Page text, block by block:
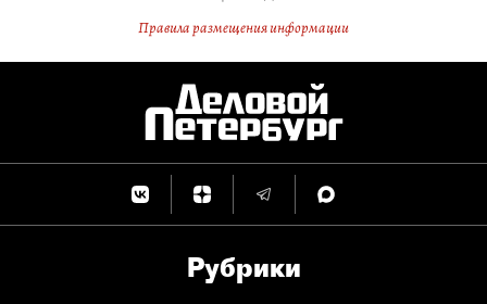
Правила размещения информации
Рубрики